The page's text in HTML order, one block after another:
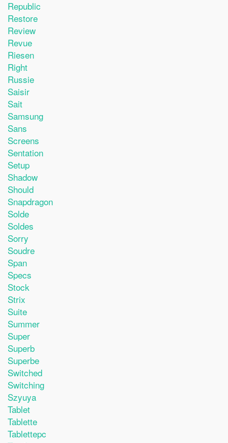
Republic
Restore
Review
Revue
Riesen
Right
Russie
Saisir
Sait
Samsung
Sans
Screens
Sentation
Setup
Shadow
Should
Snapdragon
Solde
Soldes
Sorry
Soudre
Span
Specs
Stock
Strix
Suite
Summer
Super
Superb
Superbe
Switched
Switching
Szyuya
Tablet
Tablette
Tablettepc